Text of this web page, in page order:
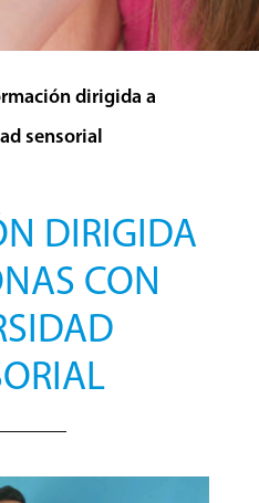
dirigida a
sensorial
DIRIGIDA
CON